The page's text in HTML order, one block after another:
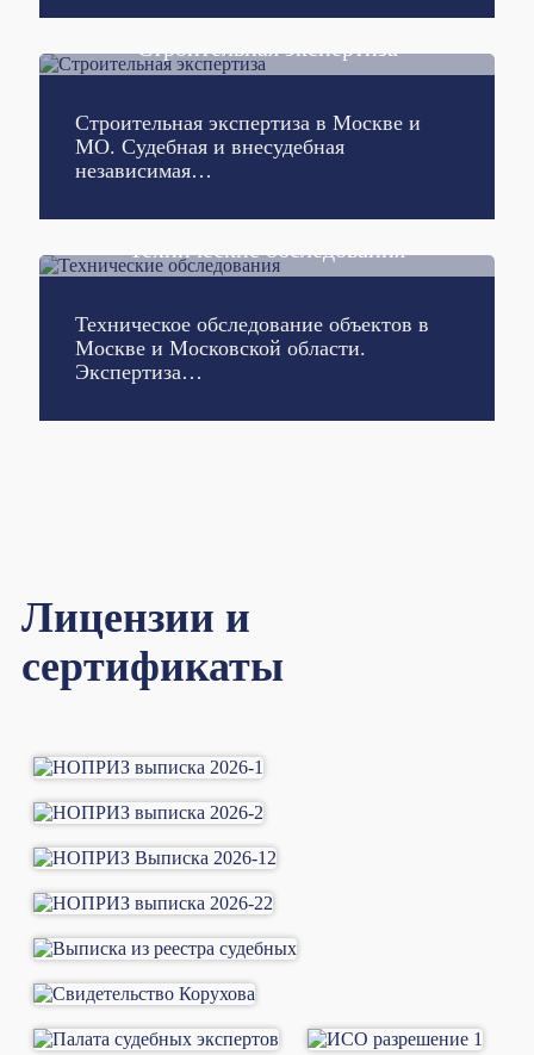
Строительная экспертиза в Москве и
МО. Судебная и внесудебная
независимая…
Техническое обследование объектов в
Москве и Московской области.
Экспертиза…
Лицензии и
сертификаты